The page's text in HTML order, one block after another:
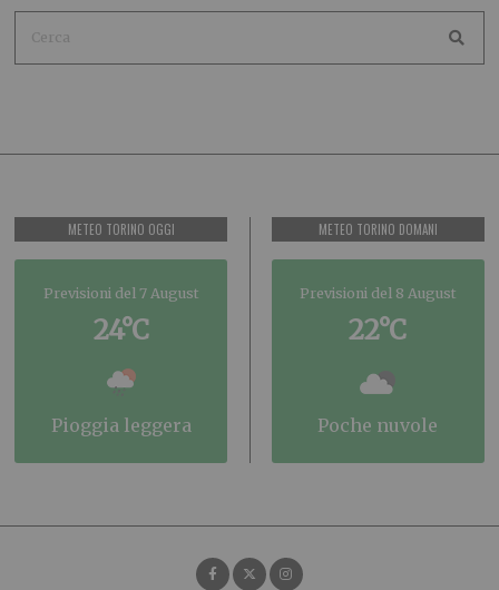
METEO TORINO OGGI
Previsioni del 7 August
24°C
pioggia leggera
METEO TORINO DOMANI
Previsioni del 8 August
22°C
poche nuvole